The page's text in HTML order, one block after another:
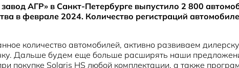
АГР» в Санкт-Петербурге выпустило 2 800
в феврале 2024. Количество регистраций
количество автомобилей, активно развиваем
Дальше будем еще больше расширять наши
покупке Solaris HS любой комплектации, а также